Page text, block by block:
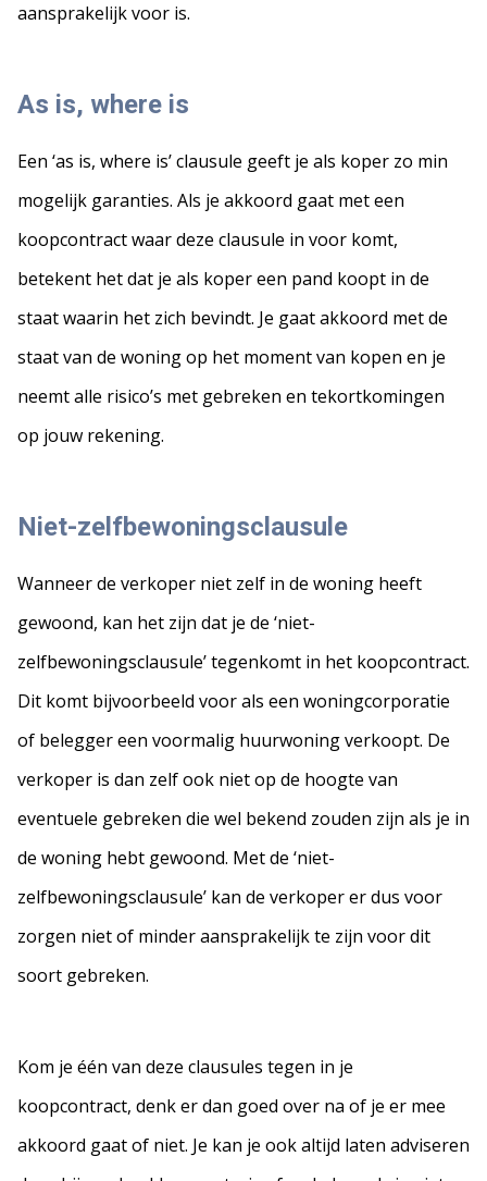
aansprakelijk voor is.
As is, where is
Een ‘as is, where is’ clausule geeft je als koper zo min
mogelijk garanties. Als je akkoord gaat met een
koopcontract waar deze clausule in voor komt,
betekent het dat je als koper een pand koopt in de
staat waarin het zich bevindt. Je gaat akkoord met de
staat van de woning op het moment van kopen en je
neemt alle risico’s met gebreken en tekortkomingen
op jouw rekening.
Niet-zelfbewoningsclausule
Wanneer de verkoper niet zelf in de woning heeft
gewoond, kan het zijn dat je de ‘niet-
zelfbewoningsclausule’ tegenkomt in het koopcontract.
Dit komt bijvoorbeeld voor als een woningcorporatie
of belegger een voormalig huurwoning verkoopt. De
verkoper is dan zelf ook niet op de hoogte van
eventuele gebreken die wel bekend zouden zijn als je in
de woning hebt gewoond. Met de ‘niet-
zelfbewoningsclausule’ kan de verkoper er dus voor
zorgen niet of minder aansprakelijk te zijn voor dit
soort gebreken.
Kom je één van deze clausules tegen in je
koopcontract, denk er dan goed over na of je er mee
akkoord gaat of niet. Je kan je ook altijd laten adviseren